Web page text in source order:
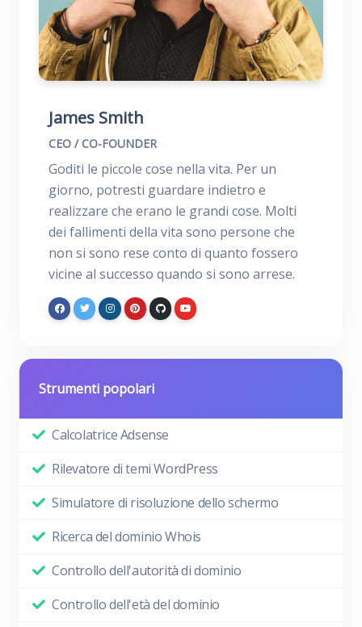
James Smith
CEO / CO-FOUNDER
Goditi le piccole cose nella vita. Per un
giorno, potresti guardare indietro e
realizzare che erano le grandi cose. Molti
dei fallimenti della vita sono persone che
non si sono rese conto di quanto fossero
vicine al successo quando si sono arrese.
Strumenti popolari
Calcolatrice Adsense
Rilevatore di temi WordPress
Simulatore di risoluzione dello schermo
Ricerca del dominio Whois
Controllo dell'autorità di dominio
Controllo dell'età del dominio